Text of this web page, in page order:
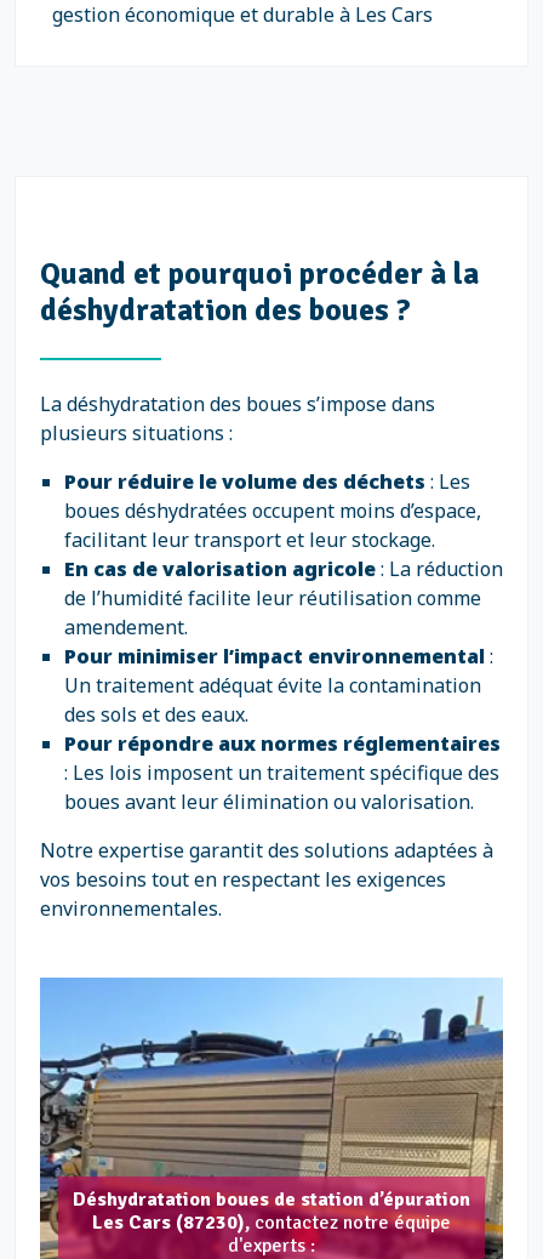
gestion économique et durable à Les Cars
Quand et pourquoi procéder à la
déshydratation des boues ?
La déshydratation des boues s’impose dans
plusieurs situations :
Pour réduire le volume des déchets : Les
boues déshydratées occupent moins d’espace,
facilitant leur transport et leur stockage.
En cas de valorisation agricole: La réduction
de l’humidité facilite leur réutilisation comme
amendement.
Pour minimiser l’impact environnemental:
Un traitement adéquat évite la contamination
des sols et des eaux.
Pour répondre aux normes réglementaires
: Les lois imposent un traitement spécifique des
boues avant leur élimination ou valorisation.
Notre expertise garantit des solutions adaptées à
vos besoins tout en respectant les exigences
environnementales.
Déshydratation boues de station d’épuration
Les Cars (87230), contactez notre équipe
d'experts :